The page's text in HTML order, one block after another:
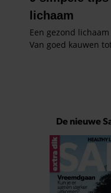
De nieuwe